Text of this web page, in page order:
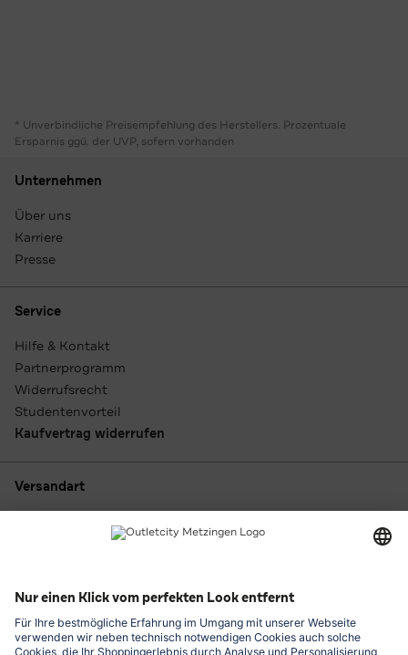
* Unverbindliche Preisempfehlung des Herstellers. Prozentuale
Ersparnis ggü. der UVP, sofern vorhanden
Unternehmen
Über uns
Karriere
Presse
Service
Hilfe & Kontakt
Partnerprogramm
Widerrufsrecht
Studentenvorteil
Kaufvertrag widerrufen
Versandart